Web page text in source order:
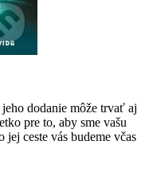
dodanie môže trvať aj
pre to, aby sme vašu
ceste vás budeme včas